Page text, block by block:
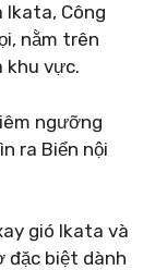
Ikata, Công
nằm trên
khu vực.
ngưỡng
ra Biển nội
gió Ikata và
đặc biệt dành